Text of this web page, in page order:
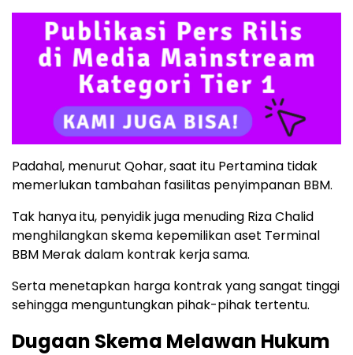
Padahal, menurut Qohar, saat itu Pertamina tidak
memerlukan tambahan fasilitas penyimpanan BBM.
Tak hanya itu, penyidik juga menuding Riza Chalid
menghilangkan skema kepemilikan aset Terminal
BBM Merak dalam kontrak kerja sama.
Serta menetapkan harga kontrak yang sangat tinggi
sehingga menguntungkan pihak-pihak tertentu.
Dugaan Skema Melawan Hukum